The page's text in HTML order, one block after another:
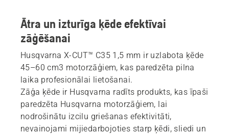
Ātra un izturīga ķēde efektīvai
zāģēšanai
Husqvarna X-CUT™ C35 1,5 mm ir uzlabota ķēde
45–60 cm3 motorzāģiem, kas paredzēta pilna
laika profesionālai lietošanai.
Zāģa ķēde ir Husqvarna radīts produkts, kas īpaši
paredzēta Husqvarna motorzāģiem, lai
nodrošinātu izcilu griešanas efektivitāti,
nevainojami mijiedarbojoties starp ķēdi, sliedi un